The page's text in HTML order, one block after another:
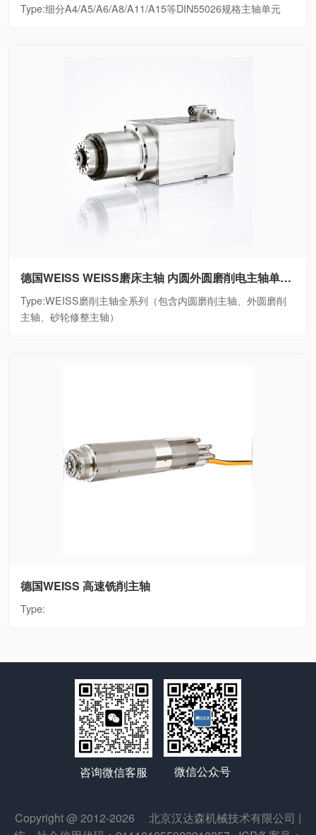
Type:细分A4/A5/A6/A8/A11/A15等DIN55026规格主轴单元
德国WEISS WEISS磨床主轴 内圆外圆磨削电主轴单元WEISS磨削主轴全系列（包含内圆磨削主轴、外圆磨削主轴、砂轮修整主轴）
Type:WEISS磨削主轴全系列（包含内圆磨削主轴、外圆磨削
主轴、砂轮修整主轴）
德国WEISS 高速铣削主轴
Type:
咨询微信客服 微信公众号
Copyright @ 2012-2026 北京汉达森机械技术有限公司 |